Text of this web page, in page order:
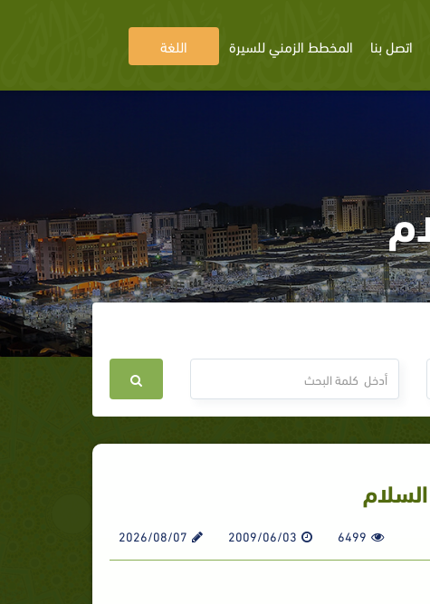
اتصل بنا المخطط الزمني للسيرة اللغة
6499
2009/06/03
2026/08/07